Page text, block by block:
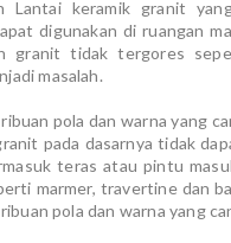
Lantai keramik granit
digunakan di ruangan
granit tidak tergores
masalah.
pola dan warna yang
pada dasarnya tidak
teras atau pintu
marmer, travertine dan
pola dan warna yang